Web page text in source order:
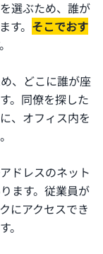
選ぶため、誰が
。 そこでおす
、どこに誰が座
。同僚を探した
、オフィス内を
ドレスのネット
ます。従業員が
にアクセスでき
。